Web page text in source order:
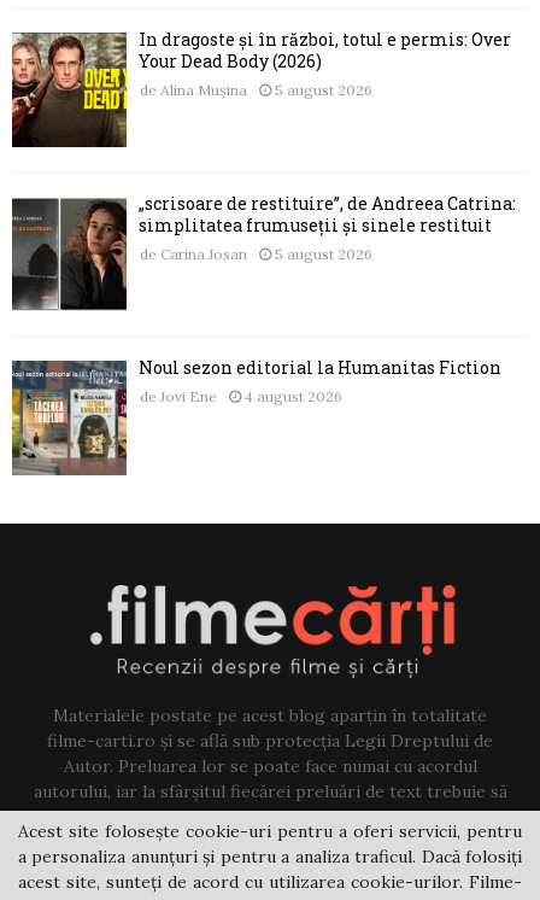
În dragoste și în război, totul e permis: Over
Your Dead Body (2026)
de Alina Mușina 5 august 2026
„scrisoare de restituire”, de Andreea Catrina:
simplitatea frumuseții și sinele restituit
de Carina Josan 5 august 2026
Noul sezon editorial la Humanitas Fiction
de Jovi Ene 4 august 2026
Materialele postate pe acest blog aparțin în totalitate
filme-carti.ro și se află sub protecția Legii Dreptului de
Autor. Preluarea lor se poate face numai cu acordul
autorului, iar la sfârșitul fiecărei preluări de text trebuie să
existe un link către acest blog.
Contact us:jovi@filme-carti.ro
Acest site folosește cookie-uri pentru a oferi servicii, pentru
a personaliza anunțuri și pentru a analiza traficul. Dacă folosiți
acest site, sunteți de acord cu utilizarea cookie-urilor. Filme-